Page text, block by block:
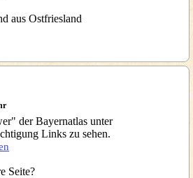
aus Ostfriesland
der Bayernatlas unter
Links zu sehen.
Seite?